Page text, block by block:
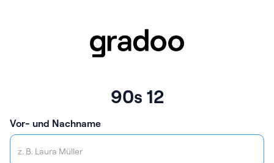
90s 12
Vor- und Nachname